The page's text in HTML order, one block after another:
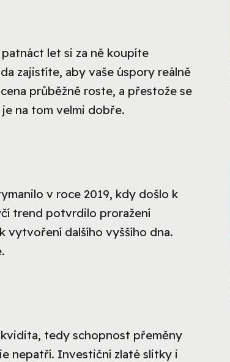
let si za ně koupíte
zajistíte, aby vaše úspory reálně
průběžně roste, a přestože se
na tom velmi dobře.
v roce 2019, kdy došlo k
trend potvrdilo proražení
vytvoření dalšího vyššího dna.
tedy schopnost přeměny
nepatří. Investiční zlaté slitky i